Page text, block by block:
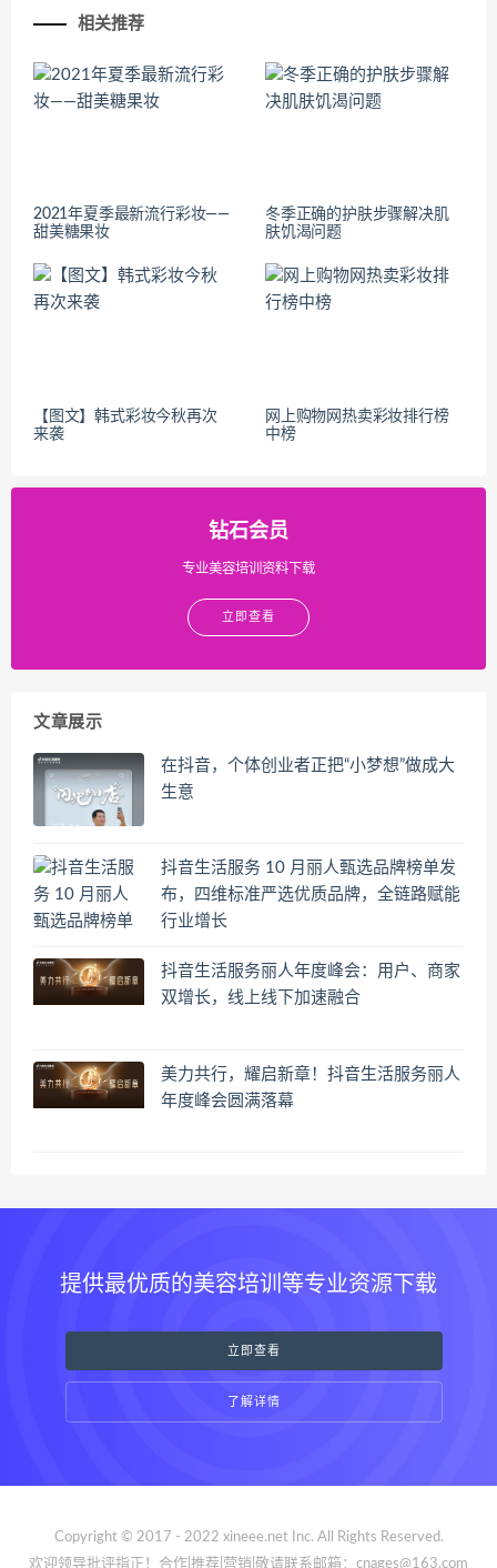
相关推荐
2021年夏季最新流行彩妆——
甜美糖果妆
冬季正确的护肤步骤解决肌
肤饥渴问题
【图文】韩式彩妆今秋再次
来袭
网上购物网热卖彩妆排行榜
中榜
钻石会员
专业美容培训资料下载
立即查看
文章展示
在抖音，个体创业者正把“小梦想”做成大
生意
抖音生活服务 10 月丽人甄选品牌榜单发
布，四维标准严选优质品牌，全链路赋能
行业增长
抖音生活服务丽人年度峰会：用户、商家
双增长，线上线下加速融合
美力共行，耀启新章！抖音生活服务丽人
年度峰会圆满落幕
提供最优质的美容培训等专业资源下载
立即查看
了解详情
Copyright © 2017 - 2022 xineee.net Inc. All Rights Reserved.
欢迎领导批评指正！合作|推荐|营销|敬请联系邮箱：cnages@163.com